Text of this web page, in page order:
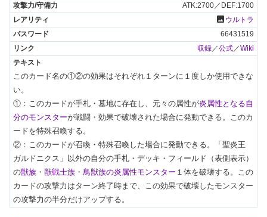
ATK:2700／DEF:1700
photo ウルトラ
66431519
収録 ／公式 ／Wiki
このカード名の①②の効果はそれぞれ１ターンに１度しか使用できな
い。
①：このカードが手札・墓地に存在し、元々の属性が炎属性となる自
分のモンスターが戦闘・効果で破壊された場合に発動できる。このカ
ードを特殊召喚する。
②：このカードが召喚・特殊召喚した場合に発動できる。「聖炎王
ガルドニクス」以外の自分の手札・デッキ・フィールド（表側表示）
の獣族 ・ 獣戦士族 ・ 鳥獣族の炎属性モンスター １体を破壊する。この
カードの攻撃力はターン終了時まで、この効果で破壊したモンスター
の攻撃力の半分だけアップする。